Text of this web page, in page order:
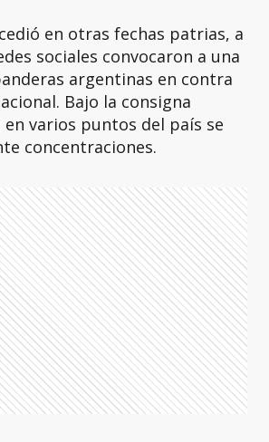
en otras fechas patrias, a
sociales convocaron a una
argentinas en contra
Bajo la consigna
en varios puntos del país se
concentraciones.